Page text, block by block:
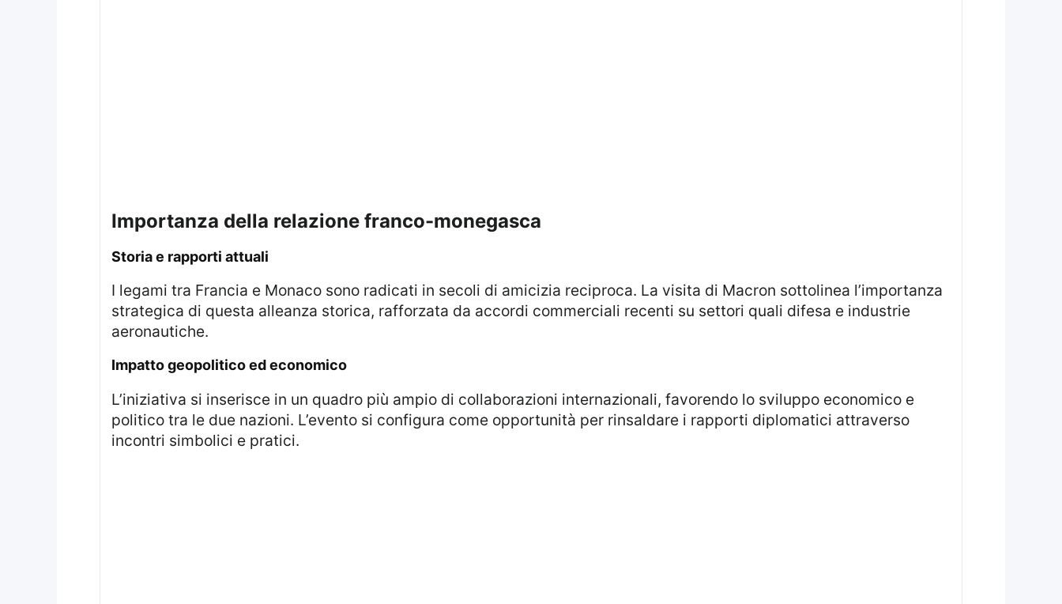
importanza della relazione franco-monegasca
storia e rapporti attuali
I legami tra Francia e Monaco sono radicati in secoli di amicizia reciproca. La visita di Macron sottolinea l’importanza
strategica di questa alleanza storica, rafforzata da accordi commerciali recenti su settori quali difesa e industrie
aeronautiche.
impatto geopolitico ed economico
L’iniziativa si inserisce in un quadro più ampio di collaborazioni internazionali, favorendo lo sviluppo economico e
politico tra le due nazioni. L’evento si configura come opportunità per rinsaldare i rapporti diplomatici attraverso
incontri simbolici e pratici.